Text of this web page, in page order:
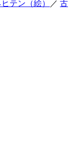
テン（絵） ／ 古